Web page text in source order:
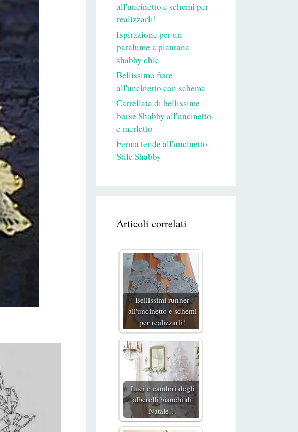
all'uncinetto e schemi per
realizzarli!
Ispirazione per un
paralume a piantana
shabby chic
Bellissimo fiore
all'uncinetto con schema
Carrellata di bellissime
borse Shabby all'uncinetto
e merletto
Ferma tende all'uncinetto
Stile Shabby
Articoli correlati
Bellissimi runner
all'uncinetto e schemi
per realizzarli!
Luci e candori degli
alberelli bianchi di
Natale…